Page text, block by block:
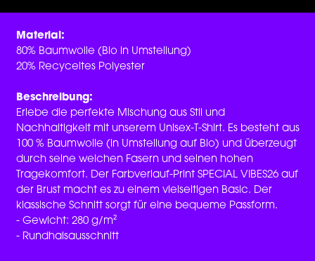
Material:
80% Baumwolle (Bio in Umstellung)
20% Recyceltes Polyester
Beschreibung:
Erlebe die perfekte Mischung aus Stil und
Nachhaltigkeit mit unserem Unisex-T-Shirt. Es besteht aus
100 % Baumwolle (in Umstellung auf Bio) und überzeugt
durch seine weichen Fasern und seinen hohen
Tragekomfort. Der Farbverlauf-Print SPECIAL VIBES26 auf
der Brust macht es zu einem vielseitigen Basic. Der
klassische Schnitt sorgt für eine bequeme Passform.
- Gewicht: 280 g/m²
- Rundhalsausschnitt